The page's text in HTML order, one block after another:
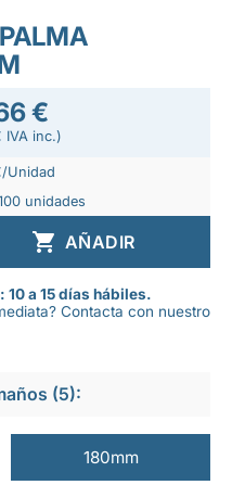
€
IVA inc.)
Unidad
unidades
 AÑADIR
a 15 días hábiles.
Contacta con nuestro
(5):
180mm